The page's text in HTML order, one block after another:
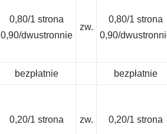
0,80/1 strona
0,90/dwustronnie
zw.
0,80/1 strona
0,90/
bezpłatnie bezpłatnie
0,20/1 strona zw. 0,20/1 strona